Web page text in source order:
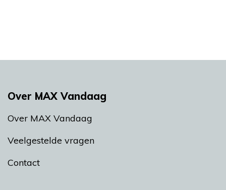
Over MAX Vandaag
Over MAX Vandaag
Veelgestelde vragen
Contact